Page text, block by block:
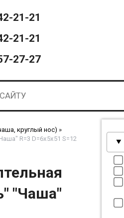
21-21
21-21
27-27
круглый нос) »
R=3 D=6х5x51 S=12
"Чаша"